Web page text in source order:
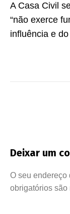
A Casa Civil
“não exerce
influência e
Deixar um
O seu endereço
obrigatórios são